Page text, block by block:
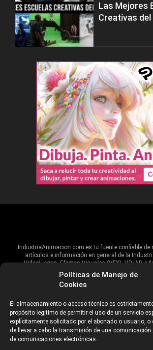
Políticas de Manejo de
Cookies
El almacenamiento o acceso técnico es
propósito legítimo de permitir el uso de un servicio
explícitamente solicitado por el abonado o usuario, o
de llevar a cabo la transmisión de una comunicación
de comunicaciones electrónicas.
Las Mejores
Creativas del
IndustriaAnimacion.com es tu fuente confiable
artículos e información en general de la
Videojuegos, Efectos Visuales (VFX), VR/AR e
Hablamos de estas industrias y su alcance global,
especial al talento, estudios, escuelas, eventos y
ANUNCIANTES AVISO DE PRIVACIDAD